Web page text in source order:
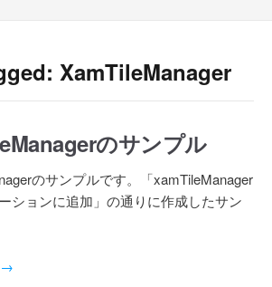
XamTileManager
のサンプル
のサンプルです。「xamTileManager
ションに追加」の通りに作成したサン
→